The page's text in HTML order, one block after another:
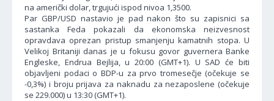
na američki dolar, trgujući ispod nivoa 1,3500.
Par GBP/USD nastavio je pad nakon što su zapisnici sa
sastanka Feda pokazali da ekonomska neizvesnost
opravdava oprezan pristup smanjenju kamatnih stopa. U
Velikoj Britaniji danas je u fokusu govor guvernera Banke
Engleske, Endrua Bejlija, u 20:00 (GMT+1). U SAD će biti
objavljeni podaci o BDP-u za prvo tromesečje (očekuje se
-0,3%) i broju prijava za naknadu za nezaposlene (očekuje
se 229.000) u 13:30 (GMT+1).